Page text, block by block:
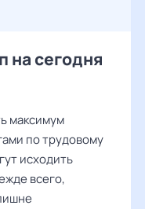
на сегодня
максимум
по трудовому
исходить
всего,